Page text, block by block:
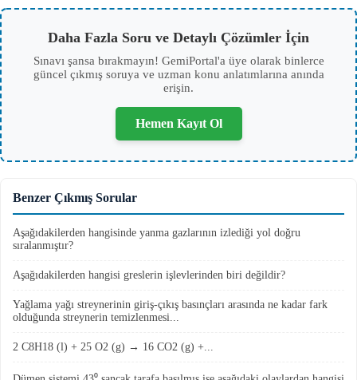
Daha Fazla Soru ve Detaylı Çözümler İçin
Sınavı şansa bırakmayın! GemiPortal'a üye olarak binlerce
güncel çıkmış soruya ve uzman konu anlatımlarına anında
erişin.
Hemen Kayıt Ol
Benzer Çıkmış Sorular
Aşağıdakilerden hangisinde yanma gazlarının izlediği yol doğru
sıralanmıştır?
Aşağıdakilerden hangisi greslerin işlevlerinden biri değildir?
Yağlama yağı streynerinin giriş-çıkış basınçları arasında ne kadar fark
olduğunda streynerin temizlenmesi...
2 C8H18 (l) + 25 O2 (g) → 16 CO2 (g) +...